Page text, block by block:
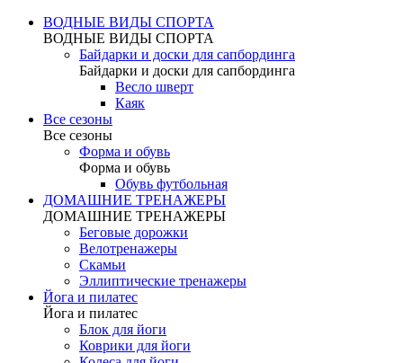
ВОДНЫЕ ВИДЫ СПОРТА
ВОДНЫЕ ВИДЫ СПОРТА
Байдарки и доски для сапбординга
Байдарки и доски для сапбординга
Весло шверт
Каяк
Все сезоны
Все сезоны
Форма и обувь
Форма и обувь
Обувь футбольная
ДОМАШНИЕ ТРЕНАЖЕРЫ
ДОМАШНИЕ ТРЕНАЖЕРЫ
Беговые дорожки
Велотренажеры
Скамьи
Эллиптические тренажеры
Йога и пилатес
Йога и пилатес
Блок для йоги
Коврики для йоги